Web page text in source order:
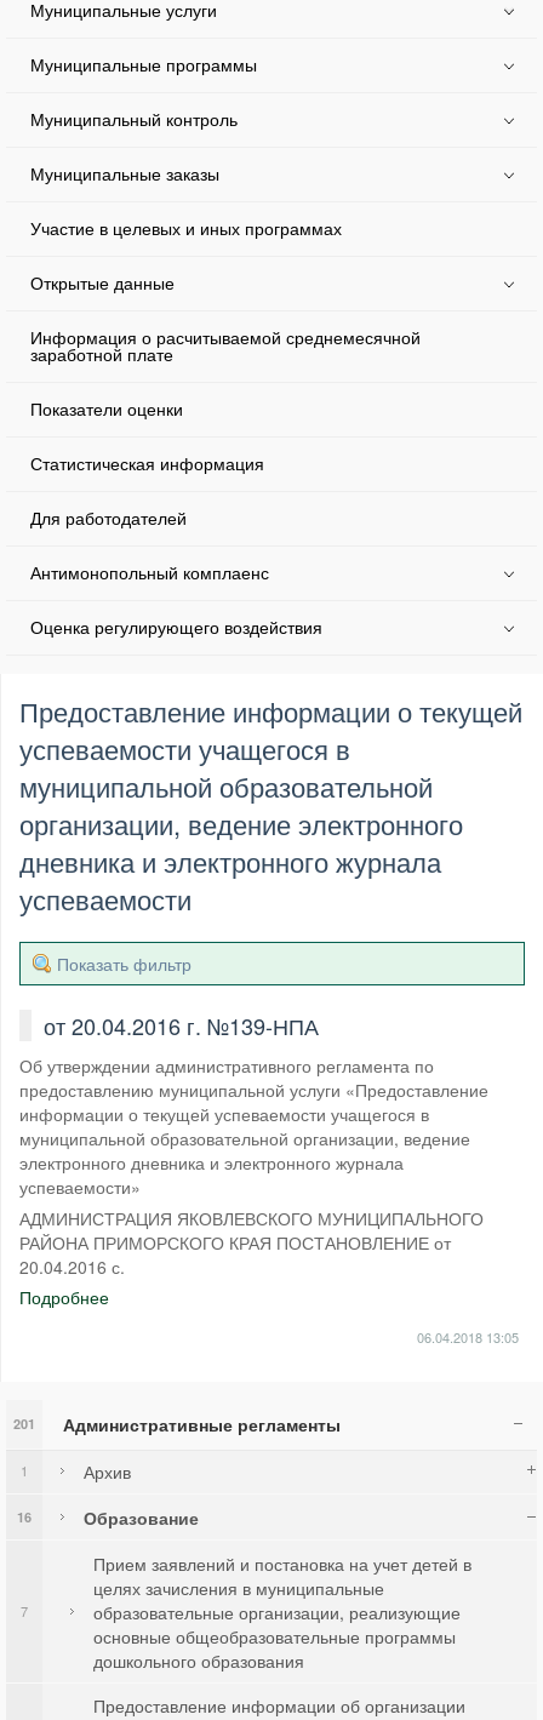
Муниципальные услуги
Муниципальные программы
Муниципальный контроль
Муниципальные заказы
Участие в целевых и иных программах
Открытые данные
Информация о расчитываемой среднемесячной
заработной плате
Показатели оценки
Статистическая информация
Для работодателей
Антимонопольный комплаенс
Оценка регулирующего воздействия
Предоставление информации о текущей
успеваемости учащегося в
муниципальной образовательной
организации, ведение электронного
дневника и электронного журнала
успеваемости
Показать фильтр
от 20.04.2016 г. №139-НПА
Об утверждении административного регламента по
предоставлению муниципальной услуги «Предоставление
информации о текущей успеваемости учащегося в
муниципальной образовательной организации, ведение
электронного дневника и электронного журнала
успеваемости»
АДМИНИСТРАЦИЯ ЯКОВЛЕВСКОГО МУНИЦИПАЛЬНОГО
РАЙОНА ПРИМОРСКОГО КРАЯ ПОСТАНОВЛЕНИЕ от
20.04.2016 с.
Подробнее
06.04.2018 13:05
Административные регламенты
201
Архив
1
Образование
16
Прием заявлений и постановка на учет детей в
целях зачисления в муниципальные
образовательные организации, реализующие
основные общеобразовательные программы
дошкольного образования
7
Предоставление информации об организации